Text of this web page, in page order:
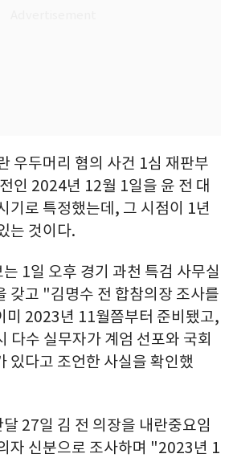
우두머리 혐의 사건 1심 재판부
인 2024년 12월 1일을 윤 전 대
기로 특정했는데, 그 시점이 1년
는 것이다.
1일 오후 경기 과천 특검 사무실
갖고 "김명수 전 합참의장 조사를
미 2023년 11월쯤부터 준비됐고,
다수 실무자가 계엄 선포와 국회
있다고 조언한 사실을 확인했
27일 김 전 의장을 내란중요임
자 신분으로 조사하며 "2023년 1